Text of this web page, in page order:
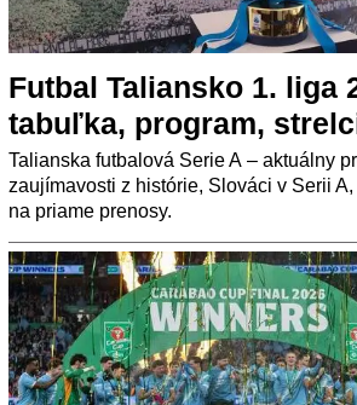
Futbal Taliansko 1. liga
tabuľka, program,
Talianska futbalová Serie A – aktuálny
zaujímavosti z histórie, Slováci v Serii
na priame prenosy.